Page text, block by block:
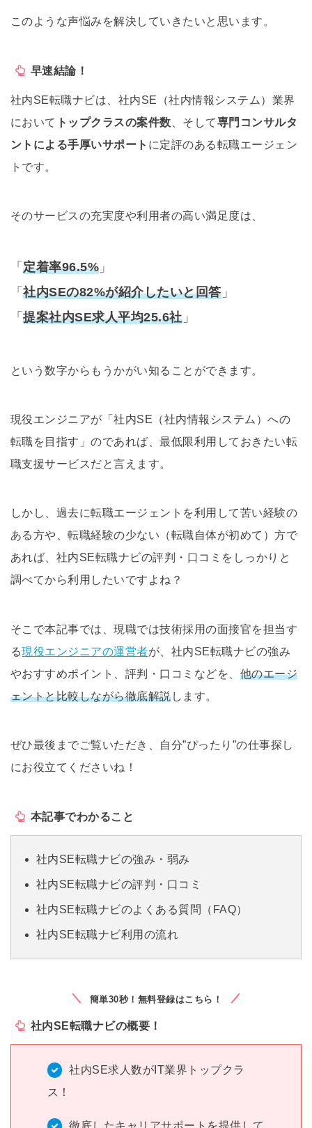
このような声悩みを解決していきたいと思います。
早速結論！
社内SE転職ナビは、社内SE（社内情報システム）業界
において トップクラスの案件数 、そして専門コンサルタ
ントによる手厚いサポート に定評のある転職エージェン
トです。
そのサービスの充実度や利用者の高い満足度は、
「定着率96.5% 」
「社内SEの82%が紹介したいと回答」
「提案社内SE求人平均25.6社」
という数字からもうかがい知ることができます。
現役エンジニアが「社内SE（社内情報システム）への
転職を目指す」のであれば、最低限利用しておきたい転
職支援サービスだと言えます。
しかし、過去に転職エージェントを利用して苦い経験の
ある方や、転職経験の少ない（転職自体が初めて）方で
あれば、社内SE転職ナビの評判・口コミをしっかりと
調べてから利用したいですよね？
そこで本記事では、現職では技術採用の面接官を担当す
る現役エンジニアの運営者が、社内SE転職ナビの強み
やおすすめポイント、評判・口コミなどを、 他のエージ
ェントと比較しながら徹底解説します。
ぜひ最後までご覧いただき、自分”ぴったり”の仕事探し
にお役立てくださいね！
本記事でわかること
社内SE転職ナビの強み・弱み
社内SE転職ナビの評判・口コミ
社内SE転職ナビのよくある質問（FAQ）
社内SE転職ナビ利用の流れ
簡単30秒！無料登録はこちら！
社内SE転職ナビの概要！
社内SE求人数がIT業界トップクラ
ス！
徹底したキャリアサポートを提供して